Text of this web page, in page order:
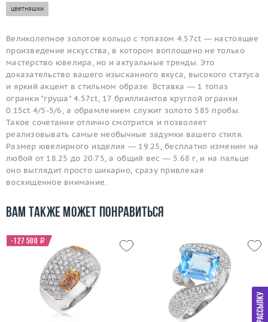
цветняшки
Великолепное золотое кольцо с топазом 4.57ct — настоящее
произведение искусства, в котором воплощено не только
мастерство ювелира, но и актуальные тренды. Это
доказательство вашего изысканного вкуса, высокого статуса
и яркий акцент в стильном образе. Вставка — 1 топаз
огранки "груша" 4.57ct, 17 бриллиантов круглой огранки
0.15ct 4/5-5/6, а обрамлением служит золото 585 пробы.
Такое сочетание отлично смотрится и позволяет
реализовывать самые необычные задумки вашего стиля.
Размер ювелирного изделия — 19.25, бесплатно изменим на
любой от 18.25 до 20.75, а общий вес — 5.68 г, и на пальце
оно выглядит просто шикарно, сразу привлекая
восхищенное внимание.
Вам также может понравиться
-127 500 i